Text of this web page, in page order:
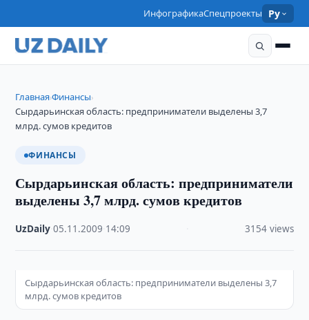
ИнфографикаСпецпроекты Ру
Главная›Финансы›
Сырдарьинская область: предприниматели выделены 3,7
млрд. сумов кредитов
ФИНАНСЫ
Сырдарьинская область: предприниматели
выделены 3,7 млрд. сумов кредитов
UzDaily ·05.11.2009 14:09 3154 views
Сырдарьинская область: предприниматели выделены 3,7
млрд. сумов кредитов